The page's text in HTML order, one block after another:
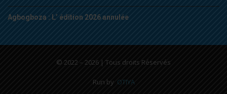
Agbogboza : L’ édition 2026 annulée
© 2022 – 2026 | Tous droits Réservés
Run by OTIYA